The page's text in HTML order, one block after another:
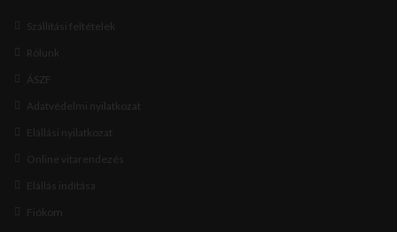
Szállítási feltételek
Rólunk
ÁSZF
Adatvédelmi nyilatkozat
Elállási nyilatkozat
Online vitarendezés
Elállás indítása
Fiókom